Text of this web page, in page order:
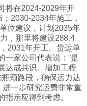
将在2024-2029年开
2030-2034年施工，
位建议，计划2035年
，那里将建设288.4
2031年开工。货运单
一家公司代表说：“是
达成共识。增加工程
颈路段，确保运力达
进一步研究运费非常重
示应得到考虑。